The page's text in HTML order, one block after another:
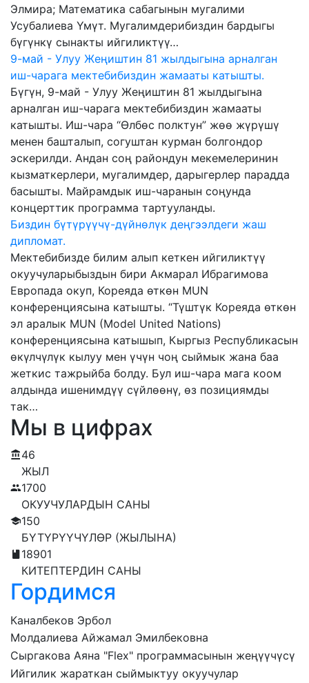
Элмира; Математика сабагынын мугалими
Усубалиева Үмүт. Мугалимдерибиздин бардыгы
бүгүнкү сынакты ийгиликтүү…
9-май - Улуу Жеңиштин 81 жылдыгына арналган
иш-чарага мектебибиздин жамааты катышты.
Бүгүн, 9-май - Улуу Жеңиштин 81 жылдыгына
арналган иш-чарага мектебибиздин жамааты
катышты. Иш-чара “Өлбөс полктун” жөө жүрүшү
менен башталып, согуштан курман болгондор
эскерилди. Андан соң райондун мекемелеринин
кызматкерлери, мугалимдер, дарыгерлер парадда
басышты. Майрамдык иш-чаранын соңунда
концерттик программа тартууланды.
Биздин бүтүрүүчү-дүйнөлүк деңгээлдеги жаш
дипломат.
Мектебибизде билим алып кеткен ийгиликтүү
окуучуларыбыздын бири Акмарал Ибрагимова
Европада окуп, Кореяда өткөн MUN
конференциясына катышты. “Түштүк Кореяда өткөн
эл аралык MUN (Model United Nations)
конференциясына катышып, Кыргыз Республикасын
өкүлчүлүк кылуу мен үчүн чоң сыймык жана баа
жеткис тажрыйба болду. Бул иш-чара мага коом
алдында ишенимдүү сүйлөөнү, өз позициямды
так…
Мы в цифрах
46
ЖЫЛ
1700
ОКУУЧУЛАРДЫН САНЫ
150
БҮТҮРҮҮЧҮЛӨР (ЖЫЛЫНА)
18901
КИТЕПТЕРДИН САНЫ
Гордимся
Каналбеков Эрбол
Молдалиева Айжамал Эмилбековна
Сыргакова Аяна "Flex" программасынын жеңүүчүсү
Ийгилик жараткан сыймыктуу окуучулар